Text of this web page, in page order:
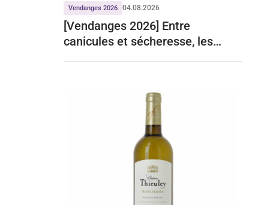
Vendanges 2026 04.08.2026
[Vendanges 2026] Entre
canicules et sécheresse, les